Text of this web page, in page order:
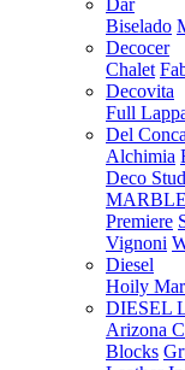
Dar
Biselado
Decocer
Chalet
Decovita
Full
Del Conca
Alchimia
Deco
Premiere
Vignoni
Diesel
Hoily
DIESEL
Arizona
Blocks